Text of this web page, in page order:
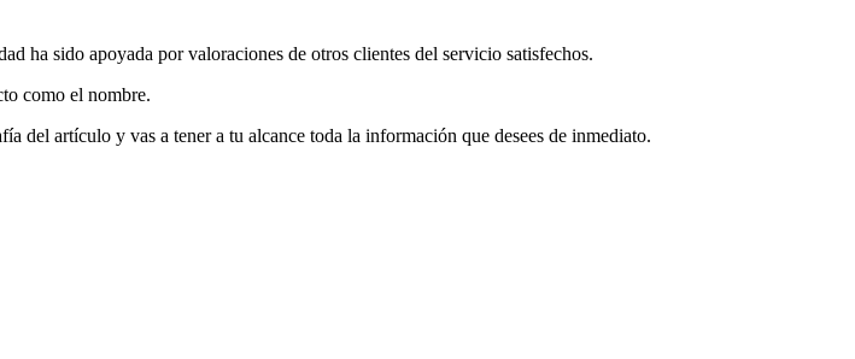
ha sido apoyada por valoraciones de otros clientes del servicio satisfechos.
como el nombre.
del artículo y vas a tener a tu alcance toda la información que desees de inmediato.